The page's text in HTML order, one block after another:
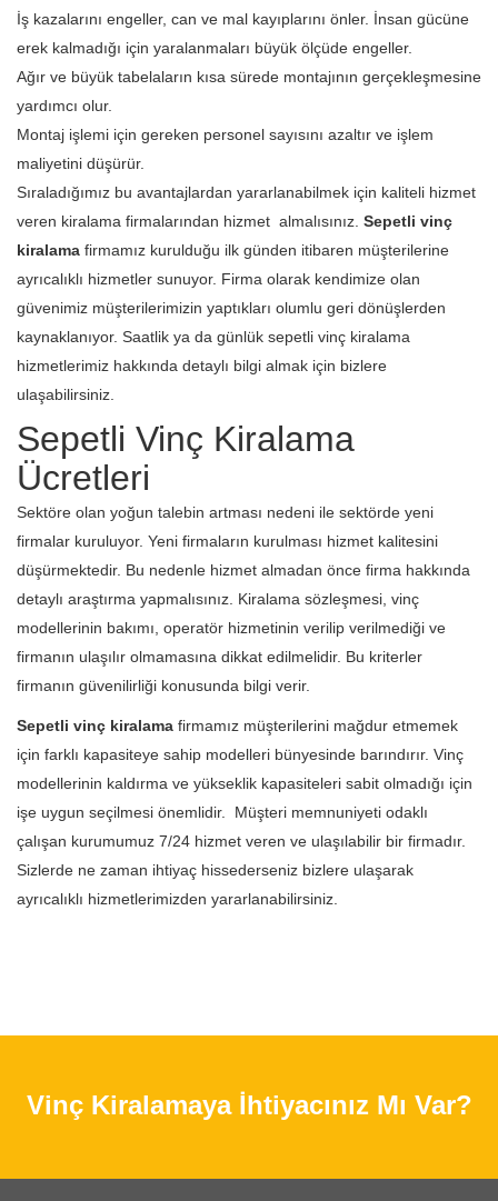
İş kazalarını engeller, can ve mal kayıplarını önler. İnsan gücüne
erek kalmadığı için yaralanmaları büyük ölçüde engeller.
Ağır ve büyük tabelaların kısa sürede montajının gerçekleşmesine
yardımcı olur.
Montaj işlemi için gereken personel sayısını azaltır ve işlem
maliyetini düşürür.
Sıraladığımız bu avantajlardan yararlanabilmek için kaliteli hizmet
veren kiralama firmalarından hizmet almalısınız. Sepetli vinç
kiralama firmamız kurulduğu ilk günden itibaren müşterilerine
ayrıcalıklı hizmetler sunuyor. Firma olarak kendimize olan
güvenimiz müşterilerimizin yaptıkları olumlu geri dönüşlerden
kaynaklanıyor. Saatlik ya da günlük sepetli vinç kiralama
hizmetlerimiz hakkında detaylı bilgi almak için bizlere
ulaşabilirsiniz.
Sepetli Vinç Kiralama
Ücretleri
Sektöre olan yoğun talebin artması nedeni ile sektörde yeni
firmalar kuruluyor. Yeni firmaların kurulması hizmet kalitesini
düşürmektedir. Bu nedenle hizmet almadan önce firma hakkında
detaylı araştırma yapmalısınız. Kiralama sözleşmesi, vinç
modellerinin bakımı, operatör hizmetinin verilip verilmediği ve
firmanın ulaşılır olmamasına dikkat edilmelidir. Bu kriterler
firmanın güvenilirliği konusunda bilgi verir.
Sepetli vinç kiralama firmamız müşterilerini mağdur etmemek
için farklı kapasiteye sahip modelleri bünyesinde barındırır. Vinç
modellerinin kaldırma ve yükseklik kapasiteleri sabit olmadığı için
işe uygun seçilmesi önemlidir. Müşteri memnuniyeti odaklı
çalışan kurumumuz 7/24 hizmet veren ve ulaşılabilir bir firmadır.
Sizlerde ne zaman ihtiyaç hissederseniz bizlere ulaşarak
ayrıcalıklı hizmetlerimizden yararlanabilirsiniz.
Vinç Kiralamaya İhtiyacınız Mı Var?